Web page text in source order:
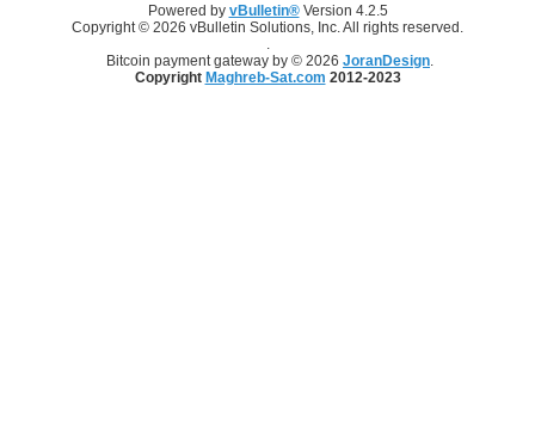
Powered by vBulletin®Version 4.2.5
Copyright © 2026 vBulletin Solutions, Inc. All rights reserved.
.
Bitcoin payment gateway by © 2026 JoranDesign.
Copyright Maghreb-Sat.com 2012-2023